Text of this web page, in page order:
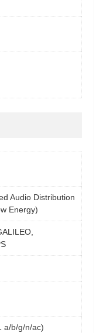
Audio Distribution
Energy)
a/b/g/n/ac)